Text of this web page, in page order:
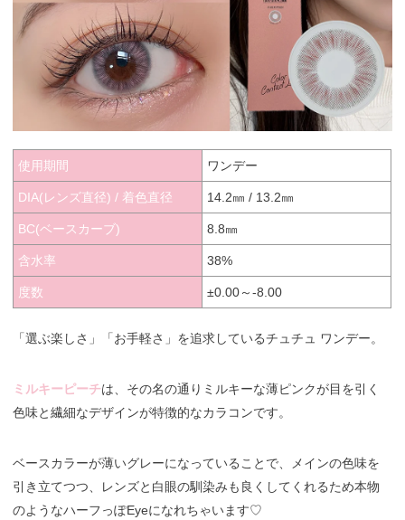
使用期間 ワンデー
DIA(レンズ直径) / 着色直径 14.2㎜ / 13.2㎜
BC(ベースカーブ) 8.8㎜
含水率 38%
度数 ±0.00～-8.00
「選ぶ楽しさ」「お手軽さ」を追求しているチュチュ ワンデー。
ミルキーピーチは、その名の通りミルキーな薄ピンクが目を引く
色味と繊細なデザインが特徴的なカラコンです。
ベースカラーが薄いグレーになっていることで、メインの色味を
引き立てつつ、レンズと白眼の馴染みも良くしてくれるため本物
のようなハーフっぽEyeになれちゃいます♡